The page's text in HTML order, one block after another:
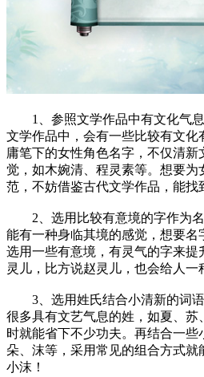
1、参照文学作品中有文化气息
文学作品中，会有一些比较有文化
庸笔下的女性角色名字，不仅清
觉，如木婉清、程灵素等。想要
范，不妨借鉴古代文学作品，能找
2、选用比较有意境的字作为名
能有一种身临其境的感觉，想要名
选用一些有意境，有灵气的字来提
灵儿，比方说赵灵儿，也会给人一
3、选用姓氏结合小清新的词语
很多具有文艺气息的姓，如夏、
时就能省下不少功夫。再结合一些
朵、沫等，采用常见的组合方式
小沫！